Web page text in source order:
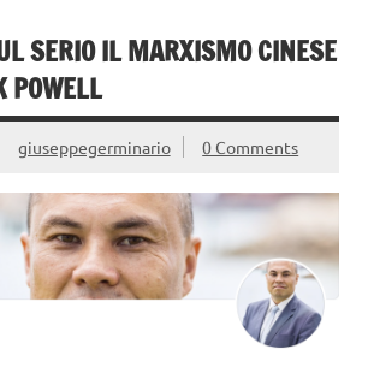
SERIO IL MARXISMO CINESE
POWELL
giuseppegerminario 0 Comments